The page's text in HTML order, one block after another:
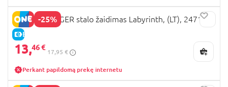
-25%
E-KAINA
RAVENSBURGER stalo žaidimas Labyrinth, (LT), 24714
13,46 €
17,95 €
Perkant papildomą prekę internetu